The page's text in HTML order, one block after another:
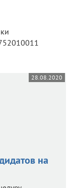
28.08.2020
на